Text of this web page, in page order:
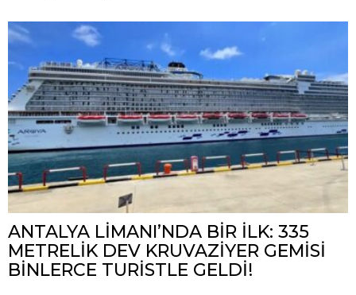
ANTALYA LİMANI’NDA BİR İLK: 335
METRELİK DEV KRUVAZİYER GEMİSİ
BİNLERCE TURİSTLE GELDİ!